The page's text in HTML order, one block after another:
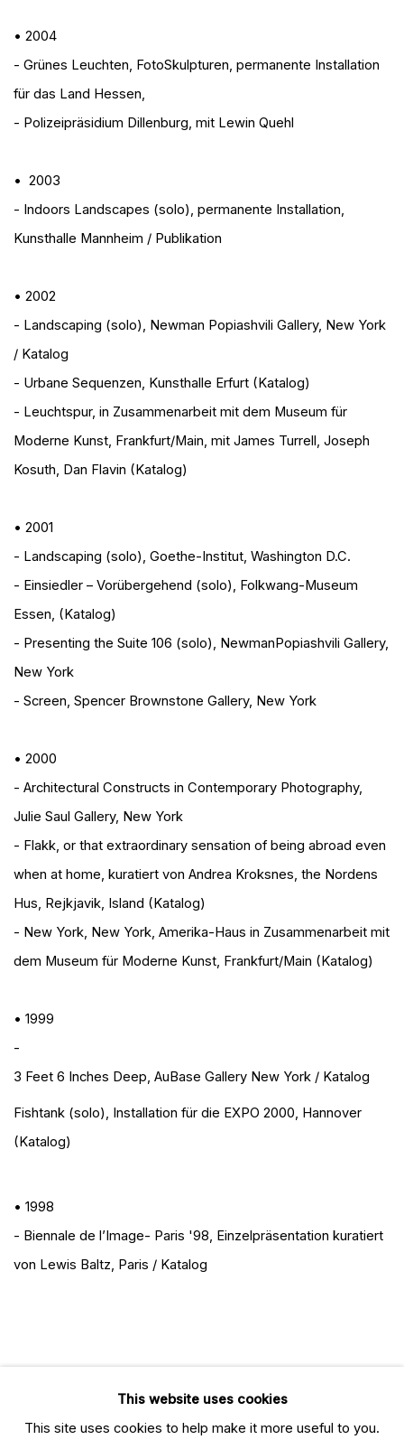
• 2004
- Grünes Leuchten, FotoSkulpturen, permanente Installation
für das Land Hessen,
- Polizeipräsidium Dillenburg, mit Lewin Quehl
• 2003
- I ndoors Landscapes (solo), permanente Installation,
Kunsthalle Mannheim / Publikation
• 2002
- Landscaping (solo), Newman Popiashvili Gallery, New York
/ Katalog
- Urbane Sequenzen, Kunsthalle Erfurt (Katalog)
- Leuchtspur, in Zusammenarbeit mit dem Museum für
Moderne Kunst, Frankfurt/Main, mit James Turrell, Joseph
Kosuth, Dan Flavin (Katalog)
• 2001
- Landscaping (solo), Goethe-Institut, Washington D.C.
- Einsiedler – Vorübergehend (solo), Folkwang-Museum
Essen, (Katalog)
- Presenting the Suite 106 (solo), NewmanPopiashvili Gallery,
New York
- Screen, Spencer Brownstone Gallery, New York
• 2000
- Architectural Constructs in Contemporary Photography,
Julie Saul Gallery, New York
- Flakk, or that extraordinary sensation of being abroad even
when at home, kuratiert von Andrea Kroksnes, the Nordens
Hus, Rejkjavik, Island (Katalog)
- New York, New York, Amerika-Haus in Zusammenarbeit mit
dem Museum für Moderne Kunst, Frankfurt/Main (Katalog)
• 1999
-
3 Feet 6 Inches Deep, AuBase Gallery New York / Katalog
Fishtank (solo), Installation für die EXPO 2000, Hannover
(Katalog)
• 1998
- Biennale de l’Image- Paris '98, Einzelpräsentation kuratiert
von Lewis Baltz, Paris / Katalog
PRIVACY POLICY MANAGE COOKIES
This website uses cookies
This site uses cookies to help make it more useful to you.